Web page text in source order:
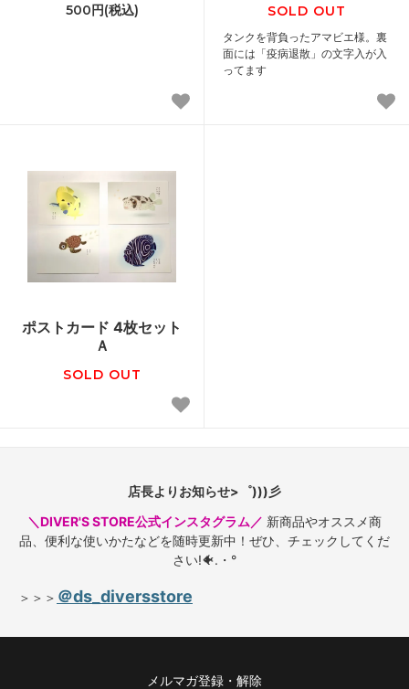
500円(税込) SOLD OUT
タンクを背負ったアマビエ様。裏
面には「疫病退散」の文字入が入
ってます
ポストカード 4枚セット
Ａ
SOLD OUT
店長よりお知らせ>゜)))彡
＼DIVER'S STORE公式インスタグラム／ 新商品やオススメ商
品、便利な使いかたなどを随時更新中！ぜひ、チェックしてくだ
さい!🐠.・°
＞＞＞ ＠ds_diversstore
メルマガ登録・解除